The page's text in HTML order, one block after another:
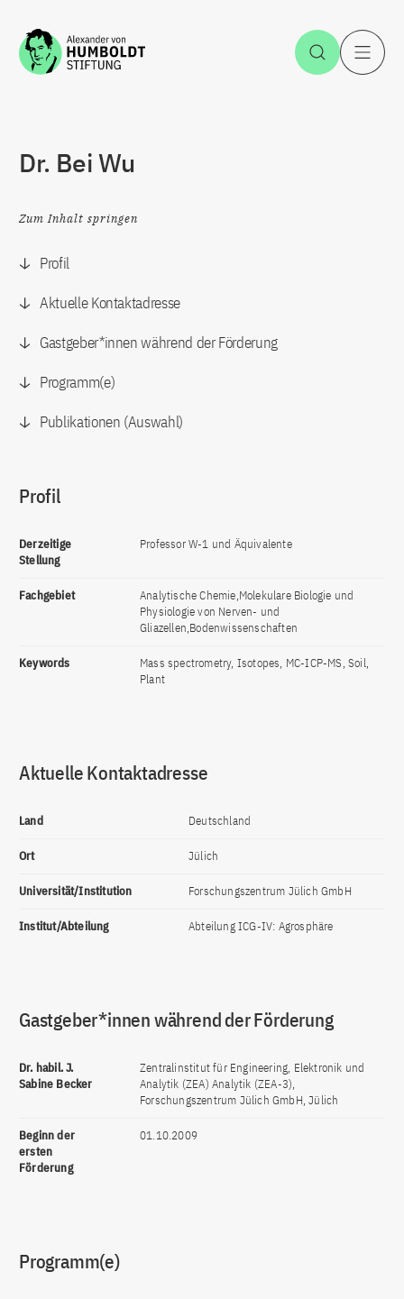
Zum Inhalt springen Suche
Dr. Bei Wu
Zum Inhalt springen
Profil
Aktuelle Kontaktadresse
Gastgeber*innen während der Förderung
Programm(e)
Publikationen (Auswahl)
Profil
Derzeitige
Stellung
Professor W-1 und Äquivalente
Fachgebiet
Analytische Chemie,Molekulare Biologie und
Physiologie von Nerven- und
Gliazellen,Bodenwissenschaften
Keywords
Mass spectrometry, Isotopes, MC-ICP-MS, Soil,
Plant
Aktuelle Kontaktadresse
Land Deutschland
Ort Jülich
Universität/Institution Forschungszentrum Jülich GmbH
Institut/Abteilung Abteilung ICG-IV: Agrosphäre
Gastgeber*innen während der Förderung
Dr. habil. J.
Sabine Becker
Zentralinstitut für Engineering, Elektronik und
Analytik (ZEA) Analytik (ZEA-3),
Forschungszentrum Jülich GmbH, Jülich
Beginn der
ersten
Förderung
01.10.2009
Programm(e)